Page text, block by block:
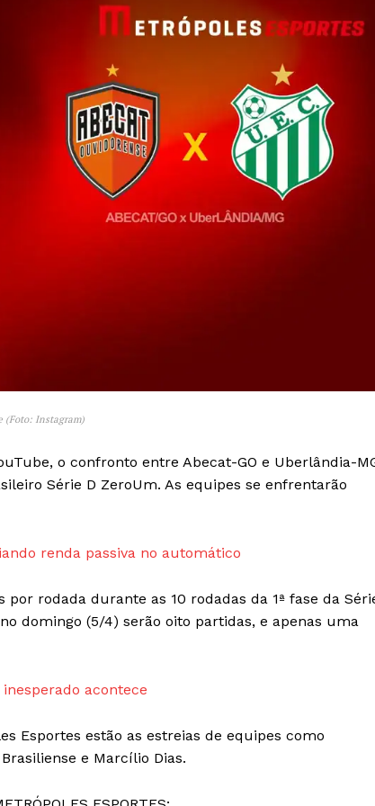
Contato
RSS
(Foto: Instagram)
o confronto entre Abecat-GO e Uberlândia-
Série D ZeroUm. As equipes se enfrentarão
renda passiva no automático
rodada durante as 10 rodadas da 1ª fase da
domingo (5/4) serão oito partidas, e apenas uma
acontece
Esportes estão as estreias de equipes como
e Marcílio Dias.